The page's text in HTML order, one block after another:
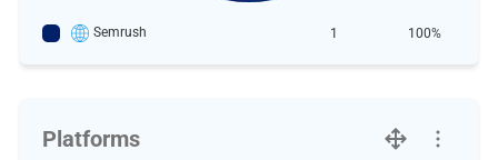
Semrush 1 100%
Platforms